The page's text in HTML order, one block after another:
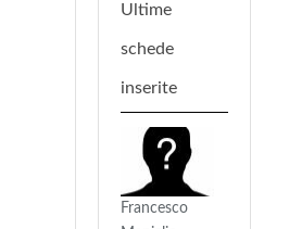
Ultime
schede
inserite
Francesco